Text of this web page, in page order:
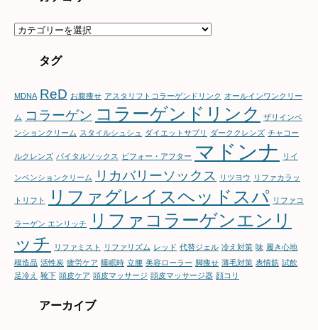
カ
タグ
MDNA ReD お腹痩せ アスタリフトコラーゲンドリンク オールインワンクリー
ム コラーゲン コラーゲンドリンク
ザリインベ
ンションクリーム スタイルシュシュ ダイエットサプリ ダーククレンズ チャコー
ルクレンズ バイタルソックス ビフォー・アフター マドンナ リイ
ンベンションクリーム リカバリーソックス リツヨウ リファカラッ
トリフト リファグレイスヘッドスパ リファコ
ラーゲン エンリッチ
リファコラーゲンエンリ
ッチ
リファミスト リファリズム レッド 代替ジェル 冷え対策 味 履き心地
模造品 活性炭 疲労ケア 睡眠時 立腰 美容ローラー 脚痩せ 薄毛対策 表情筋 試飲
足冷え 靴下 頭皮ケア 頭皮マッサージ 頭皮マッサージ器 顔コリ
アーカイブ